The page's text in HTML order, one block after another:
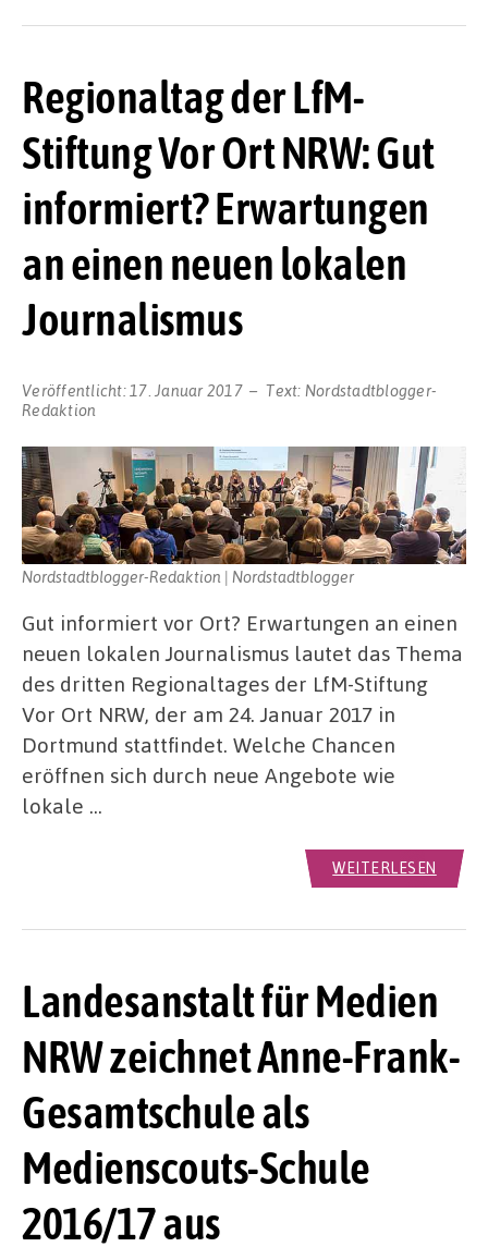
Regionaltag der LfM-
Stiftung Vor Ort NRW: Gut
informiert? Erwartungen
an einen neuen lokalen
Journalismus
Veröffentlicht: 17. Januar 2017 Text: Nordstadtblogger-
Redaktion
Nordstadtblogger-Redaktion | Nordstadtblogger
Gut informiert vor Ort? Erwartungen an einen
neuen lokalen Journalismus lautet das Thema
des dritten Regionaltages der LfM-Stiftung
Vor Ort NRW, der am 24. Januar 2017 in
Dortmund stattfindet. Welche Chancen
eröffnen sich durch neue Angebote wie
lokale …
WEITERLESEN
Landesanstalt für Medien
NRW zeichnet Anne-Frank-
Gesamtschule als
Medienscouts-Schule
2016/17 aus